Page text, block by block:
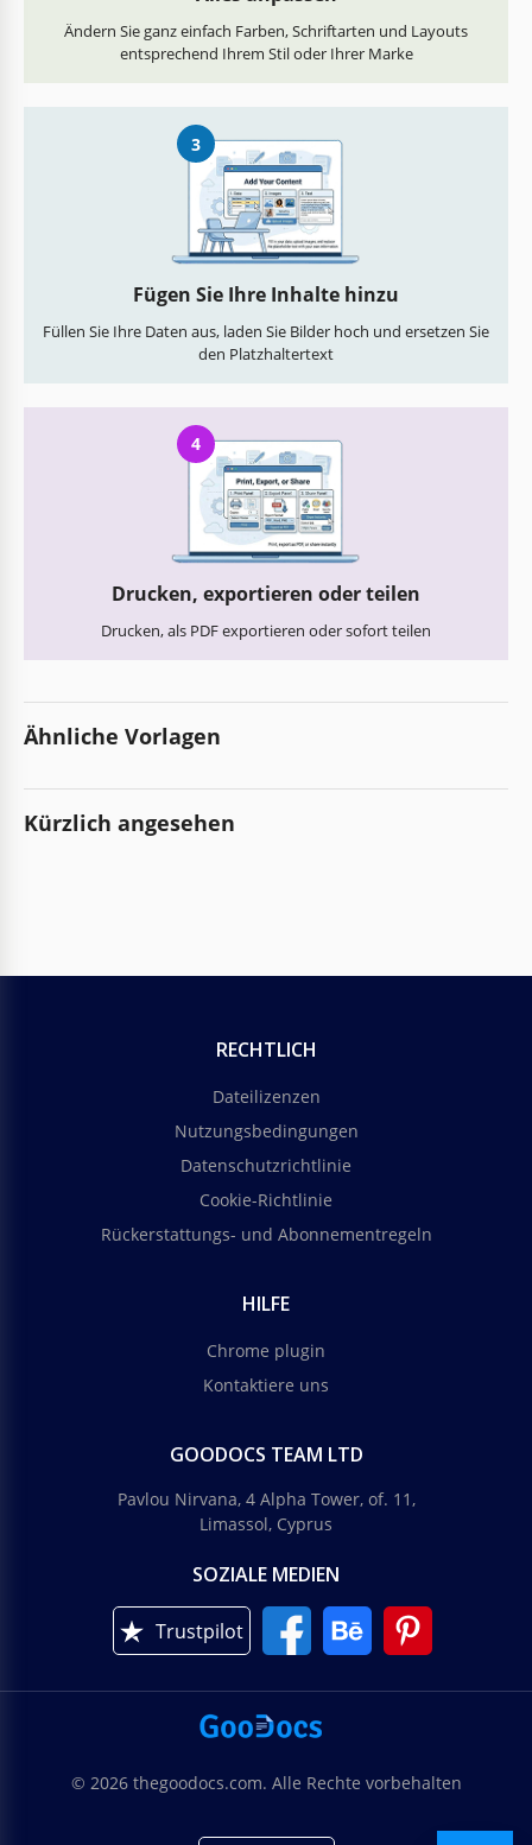
Ändern Sie ganz einfach Farben, Schriftarten und Layouts
entsprechend Ihrem Stil oder Ihrer Marke
3
Fügen Sie Ihre Inhalte hinzu
Füllen Sie Ihre Daten aus, laden Sie Bilder hoch und ersetzen Sie
den Platzhaltertext
4
Drucken, exportieren oder teilen
Drucken, als PDF exportieren oder sofort teilen
Ähnliche Vorlagen
Kürzlich angesehen
RECHTLICH
Dateilizenzen
Nutzungsbedingungen
Datenschutzrichtlinie
Cookie-Richtlinie
Rückerstattungs- und Abonnementregeln
HILFE
Chrome plugin
Kontaktiere uns
GOODOCS TEAM LTD
Pavlou Nirvana, 4 Alpha Tower, of. 11,
Limassol, Cyprus
SOZIALE MEDIEN
Trustpilot
© 2026 thegoodocs.com. Alle Rechte vorbehalten